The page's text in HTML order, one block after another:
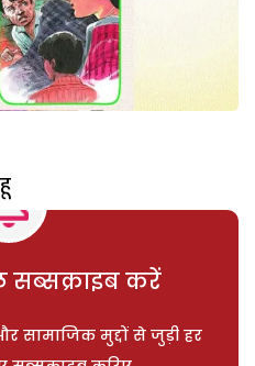
सब्सक्राइब करें
सामाजिक मुद्दों से जुड़ी हर